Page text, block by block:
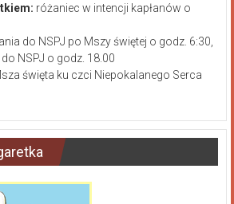
różaniec w intencji kapłanów o
do NSPJ po Mszy świętej o godz. 6:30,
NSPJ o godz. 18.00
święta ku czci Niepokalanego Serca